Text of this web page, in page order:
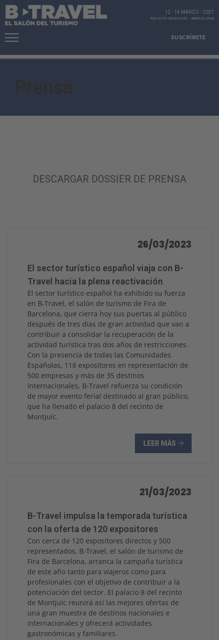
SUSCRÍBETE
12 - 14 MARZO -2027
RECINTO MONTJUÏC - BARCELONA
DESCARGAR DOSSIER DE PRENSA
26/03/2023
El sector turístico español viaja con B-
Travel hacia la plena reactivación
El sector turístico español ha exhibido su fuerza
en B-Travel, el salón de turismo de Fira de
Barcelona, que cierra hoy sus puertas al público
después de tres días de gran actividad que van a
contribuir a consolidar la recuperación de la
actividad turística tras dos años de restricciones.
Con la presencia de todas las Comunidades
Españolas, 118 expositores en representación de
500 empresas y más de 35 destinos
internacionales, B-Travel refuerza su condición
de mayor evento ferial destinado al gran público,
que ha llenado el palacio 8 del recinto de
Montjuïc.
LEER MÁS
21/03/2023
B-Travel impulsa la temporada turística
con la oferta de 120 expositores
Con cerca de 120 expositores directos y 500
representados, B-Travel, el salón de turismo de
Fira de Barcelona, arranca la campaña turística
de este año tanto para viajeros como para
profesionales con el objetivo de contribuir a la
potenciación del sector. El palacio 8 del recinto
de Montjuïc reunirá así las mejores ofertas de
una gran muestra de destinos nacionales e
internacionales y ofrecerá actividades
gastronómicas y familiares.